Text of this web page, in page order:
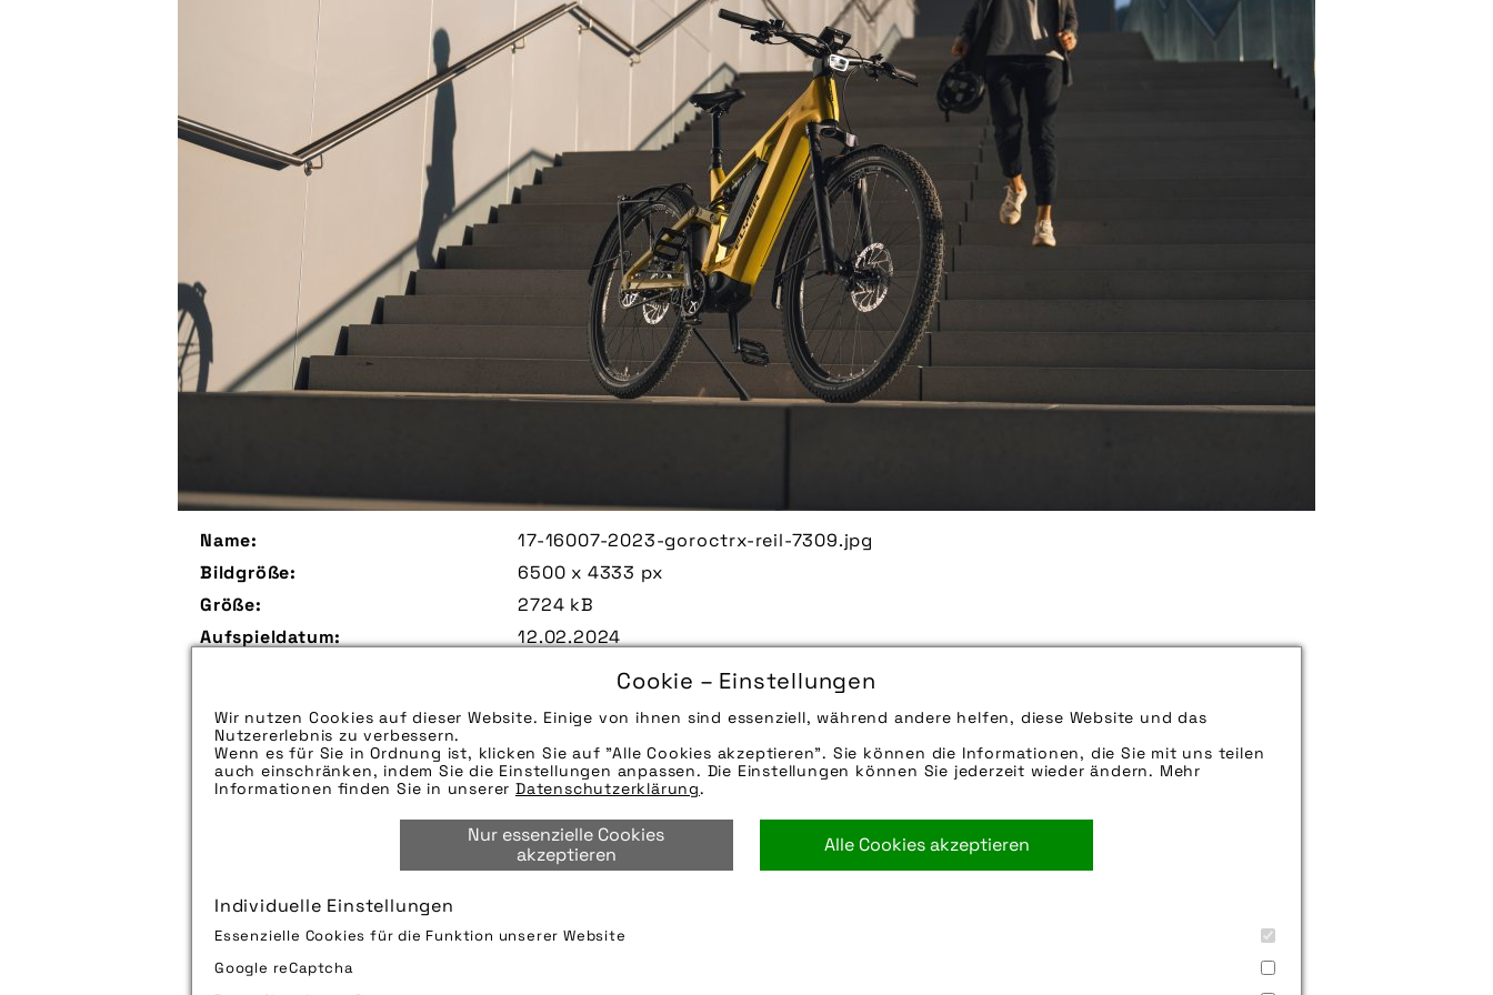
Cookie – Einstellungen
Wir nutzen Cookies auf dieser Website. Einige von ihnen sind essenziell, während andere helfen, diese Website und das
Nutzererlebnis zu verbessern.
Wenn es für Sie in Ordnung ist, klicken Sie auf "Alle Cookies akzeptieren". Sie können die Informationen, die Sie mit uns teilen
auch einschränken, indem Sie die Einstellungen anpassen. Die Einstellungen können Sie jederzeit wieder ändern. Mehr
Informationen finden Sie in unsererDatenschutzerklärung.
Nur essenzielle Cookies
akzeptieren
Alle Cookies akzeptieren
Individuelle Einstellungen
Essenzielle Cookies für die Funktion unserer Website
Google reCaptcha
Name:
17-16007-2023-goroctrx-reil-7309.jpg
Bildgröße:
6500 x 4333 px
Größe:
2724 kB
Aufspieldatum:
12.02.2024
Die Bildunterschrift wird in Bälde eingefügt. Sie können uns aber gern auch per E-
Mail oder Telefon kontaktieren, wir helfen gerne weiter.
Zu verwendender Bildnachweis:
Quelle/Source [´www.flyer-bikes.com | pd-f´]
Technik-Info:
Hinweise zur weiteren Recherche:
Modellname: TR:X
e-bike,flyer,flyer ag getriebelager,getriebeschaltung,
pinion gmbh,schaltung
Bild downloaden